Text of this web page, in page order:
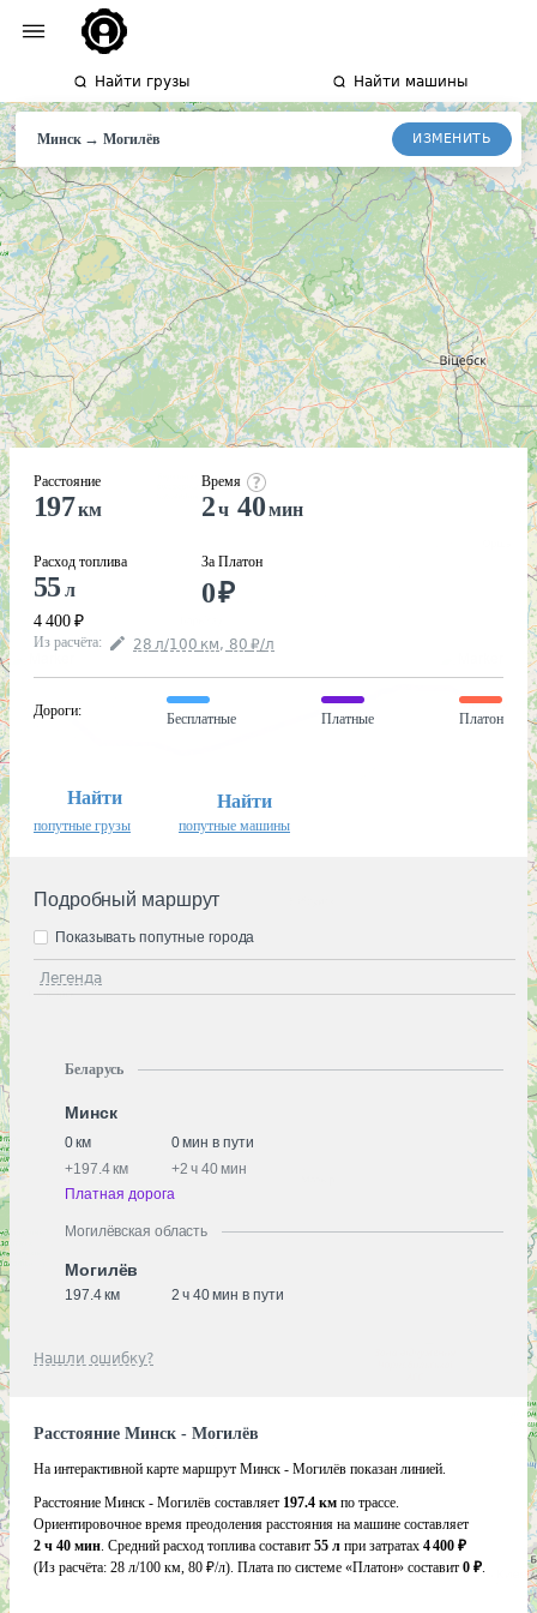
Найти грузы Найти машины
Минск→Могилёв ИЗМЕНИТЬ
Расстояние
197км
Расход топлива
55 л
4 400 ₽
Время
2 ч 40мин
За Платон
0₽
Из расчёта: 28 л/100 км, 80 ₽/л
Дороги:
Бесплатные Платные Платон
Найти
попутные грузы
Найти
попутные машины
Подробный маршрут
Легенда
Показывать попутные города
Беларусь
Минск
0 км
0 мин в пути
+197.4 км +2 ч 40 мин
Платная дорога
Могилёвская область
Могилёв
197.4 км 2 ч 40 мин в пути
Нашли ошибку?
Расстояние Минск - Могилёв
На интерактивной карте маршрут Минск - Могилёв показан линией.
Расстояние Минск - Могилёв составляет 197.4 км по трассе.
Ориентировочное время преодоления расстояния на машине составляет
2 ч 40 мин. Средний расход топлива составит 55 л при затратах 4 400 ₽
(Из расчёта: 28 л/100 км, 80 ₽/л). Плата по системе «Платон» составит 0 ₽.